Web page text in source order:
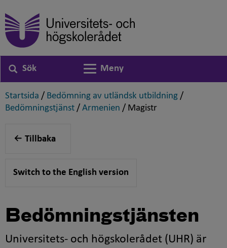
Sök
Växla navigering
Meny
Startsida ,
/ Bedömning av utländsk utbildning ,
/
Bedömningstjänst ,
/ Armenien ,
/ Magistr,
Tillbaka
Switch to the English version
Bedömningstjänsten
Universitets- och högskolerådet (UHR) är